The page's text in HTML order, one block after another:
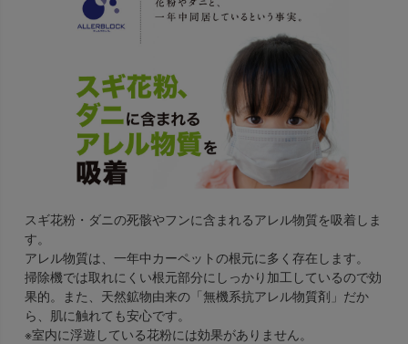
スギ花粉・ダニの死骸やフンに含まれるアレル物質を吸着しま
す。
アレル物質は、一年中カーペットの根元に多く存在します。
掃除機では取れにくい根元部分にしっかり加工しているので効
果的。また、天然鉱物由来の「無機系抗アレル物質剤」だか
ら、肌に触れても安心です。
※室内に浮遊している花粉には効果がありません。